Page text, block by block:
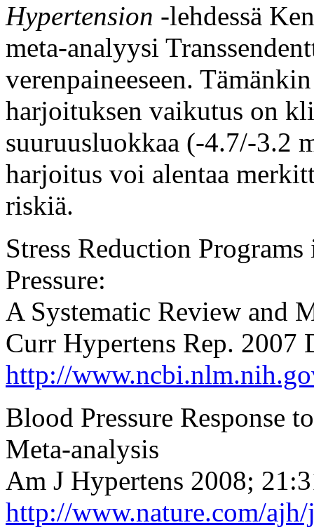
Hypertension -lehdessä
meta-analyysi
verenpaineeseen.
harjoituksen vaikutus on
suuruusluokkaa (-4.7/-3.2
harjoitus voi alentaa
riskiä.
Stress Reduction
Pressure:
A Systematic Review and
Curr Hypertens Rep. 2007
http://
Blood Pressure Response
Meta-analysis
Am J Hypertens 2008;
http://www.nature.com/